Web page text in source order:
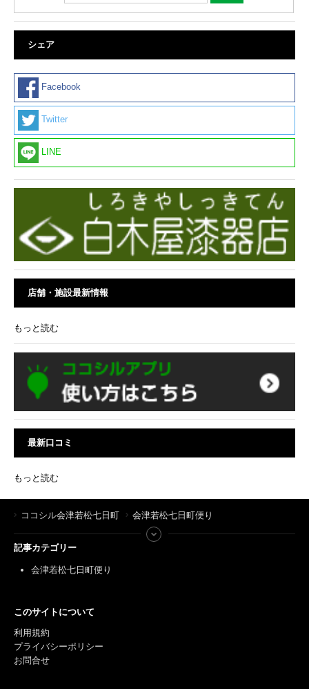
シェア
Facebook
Twitter
LINE
店舗・施設最新情報
もっと読む
最新口コミ
もっと読む
ココシル会津若松七日町 会津若松七日町便り
記事カテゴリー
会津若松七日町便り
このサイトについて
利用規約
プライバシーポリシー
お問合せ